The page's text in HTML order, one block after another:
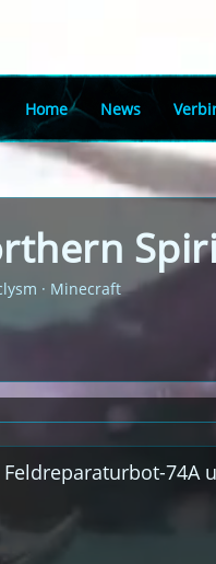
Home News
· Minecraft
Feldreparaturbot-